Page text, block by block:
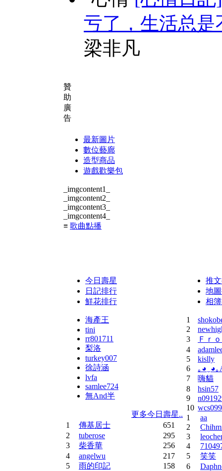
亏了，生活总是
梁非凡
贊
助
廣
告
最新圖片
數位藝廊
造型商品
遊戲歡樂包
_imgcontent1_
_imgcontent2_
_imgcontent3_
_imgcontent4_
≡ 歌曲點播
今日壽星
日記排行
鮮花排行
海產王
tini
rr801711
梨洛
turkey007
徐詩涵
lvfa
samlee724
無And半
更多今日壽星..
1
傳基居士
651
2
tuberose
295
3
柴香華
256
4
angelwu
217
5
雨的印記
158
推
地
相
1
2
3
Ｆｒ
4
5
kislly
6
｡◕‿◕｡
7
嗨貓
8
hsin57
9
10 wcs099
1
aa
2
3
4
5
笑笑
6